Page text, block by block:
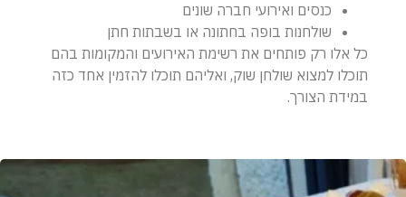
כנסים ואירועי חברה שונים
שולחנות בופה בחתונה או בשבתות חתן
כל אלו רק פותחים את רשימת האירועים והמקומות בהם
תוכלו למצוא שולחן שוק, ואליהם תוכלו להזמין אחד כזה
במידת הצורך.